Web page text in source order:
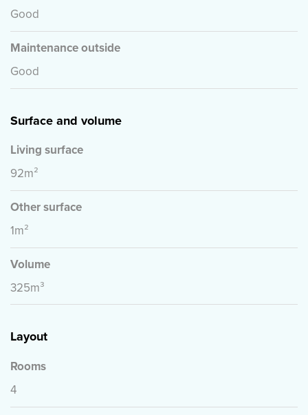
geen enkele aansprakelijkheid aanvaard voor enige
onvolledigheid, onjuistheid of anderszins, dan wel de
gevolgen daarvan. Alle opgegeven maten en
Good
Maintenance outside
Good
Surface and volume
Living surface
92m²
Other surface
1m²
Volume
325m³
Layout
Rooms
4